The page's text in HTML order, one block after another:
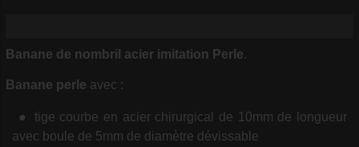
Banane de nombril acier imitation Perle.
Banane perle avec :
tige courbe en acier chirurgical de 10mm de longueur
avec boule de 5mm de diamètre dévissable